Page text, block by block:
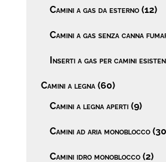
Camini a gas da esterno (12)
Camini a gas senza canna
Inserti a gas per camini
Camini a legna (60)
Camini a legna aperti (9)
Camini ad aria monoblocco
Camini idro monoblocco (2)